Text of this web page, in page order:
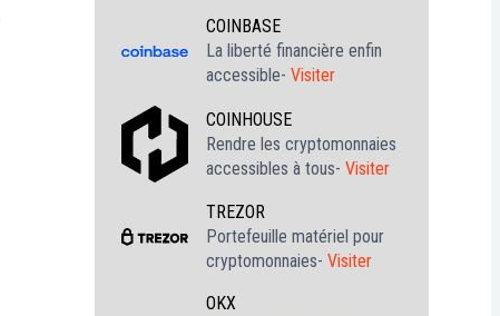
COINBASE
La liberté financière enfin
accessible- Visiter
COINHOUSE
Rendre les cryptomonnaies
accessibles à tous- Visiter
TREZOR
Portefeuille matériel pour
cryptomonnaies- Visiter
OKX